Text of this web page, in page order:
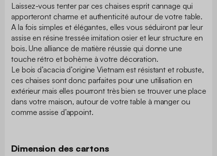
Laissez-vous tenter par ces chaises esprit cannage qui
apporteront charme et authenticité autour de votre table.
A la fois simples et élégantes, elles vous séduiront par leur
assise en résine tressée imitation osier et leur structure en
bois. Une alliance de matière réussie qui donne une
touche rétro et bohème à votre décoration.
Le bois d’acacia d’origine Vietnam est résistant et robuste,
ces chaises sont donc parfaites pour une utilisation en
extérieur mais elles pourront très bien se trouver une place
dans votre maison, autour de votre table à manger ou
comme assise d’appoint.
Dimension des cartons